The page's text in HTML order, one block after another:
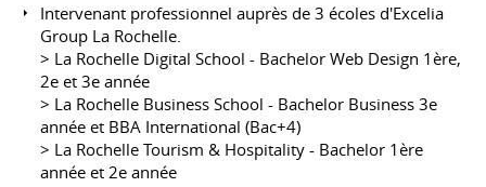
Intervenant professionnel auprès de 3 écoles d'Excelia
Group La Rochelle.
> La Rochelle Digital School - Bachelor Web Design 1ère,
2e et 3e année
> La Rochelle Business School - Bachelor Business 3e
année et BBA International ​​​​​​​(Bac+4)
> La Rochelle Tourism & Hospitality - Bachelor 1ère
année et 2e année